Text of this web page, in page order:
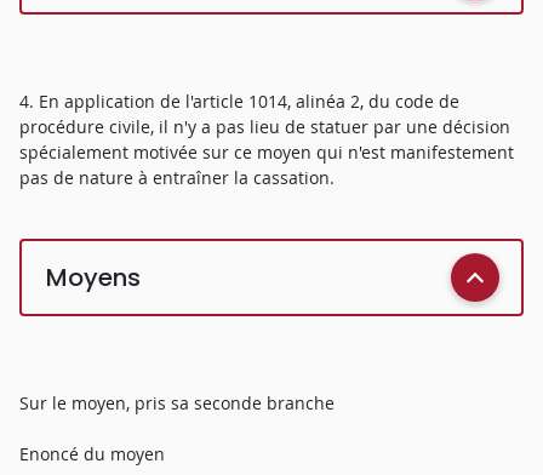
4. En application de l'article 1014, alinéa 2, du code de
procédure civile, il n'y a pas lieu de statuer par une décision
spécialement motivée sur ce moyen qui n'est manifestement
pas de nature à entraîner la cassation.
Moyens
Sur le moyen, pris sa seconde branche
Enoncé du moyen